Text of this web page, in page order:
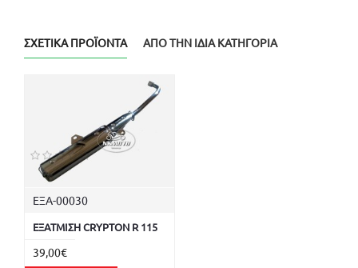
ΣΧΕΤΙΚΆ ΠΡΟΪΌΝΤΑ ΑΠΌ ΤΗΝ ΊΔΙΑ ΚΑΤΗΓΟΡΊΑ
ΕΞΑ-00030
ΕΞΑΤΜΙΣΗ CRYPTON R 115
39,00€